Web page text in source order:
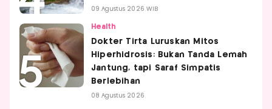
09 Agustus 2026 WIB
Health
Dokter Tirta Luruskan Mitos
Hiperhidrosis: Bukan Tanda Lemah
Jantung, tapi Saraf Simpatis
Berlebihan
08 Agustus 2026